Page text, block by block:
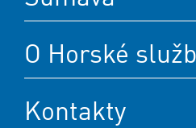
O Horské
Kontakty